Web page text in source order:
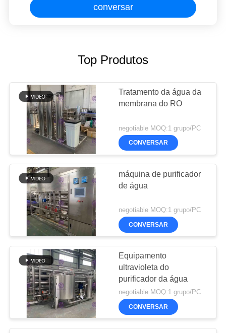
conversar
Top Produtos
Tratamento da água da
membrana do RO
negotiable MOQ:1 grupo/PC
CONVERSAR
máquina de purificador
de água
negotiable MOQ:1 grupo/PC
CONVERSAR
Equipamento
ultravioleta do
purificador da água
negotiable MOQ:1 grupo/PC
CONVERSAR